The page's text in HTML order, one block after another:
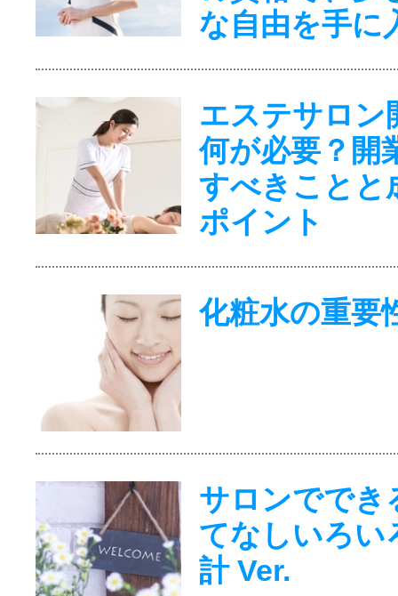
な自由を手に
エステサロン
何が必要？開
すべきことと
ポイント
化粧水の重要
サロンででき
てなしいろ
計 Ver.